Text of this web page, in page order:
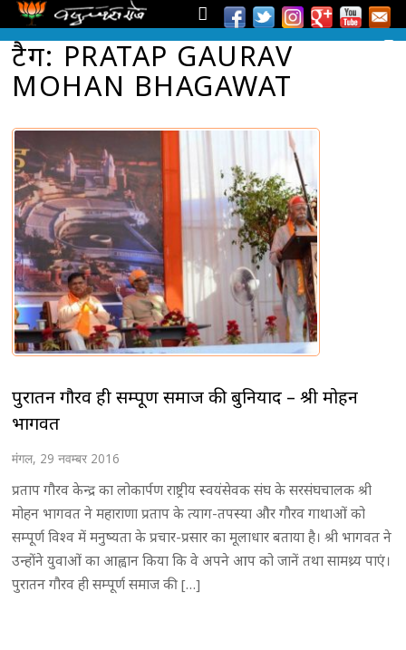
टैग: PRATAP GAURAV
MOHAN BHAGAWAT
पुरातन गौरव ही सम्पूर्ण समाज की बुनियाद – श्री मोहन
भागवत
मंगल, 29 नवम्बर 2016
प्रताप गौरव केन्द्र का लोकार्पण राष्ट्रीय स्वयंसेवक संघ के सरसंघचालक श्री
मोहन भागवत ने महाराणा प्रताप के त्याग-तपस्या और गौरव गाथाओं को
सम्पूर्ण विश्व में मनुष्यता के प्रचार-प्रसार का मूलाधार बताया है। श्री भागवत ने
उन्होंने युवाओं का आह्वान किया कि वे अपने आप को जानें तथा सामथ्र्य पाएं।
पुरातन गौरव ही सम्पूर्ण समाज की […]